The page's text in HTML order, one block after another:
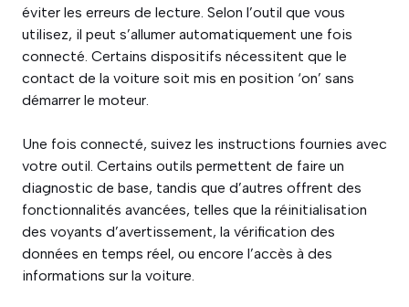
éviter les erreurs de lecture. Selon l’outil que vous
utilisez, il peut s’allumer automatiquement une fois
connecté. Certains dispositifs nécessitent que le
contact de la voiture soit mis en position ‘on’ sans
démarrer le moteur.
Une fois connecté, suivez les instructions fournies avec
votre outil. Certains outils permettent de faire un
diagnostic de base, tandis que d’autres offrent des
fonctionnalités avancées, telles que la réinitialisation
des voyants d’avertissement, la vérification des
données en temps réel, ou encore l’accès à des
informations sur la voiture.